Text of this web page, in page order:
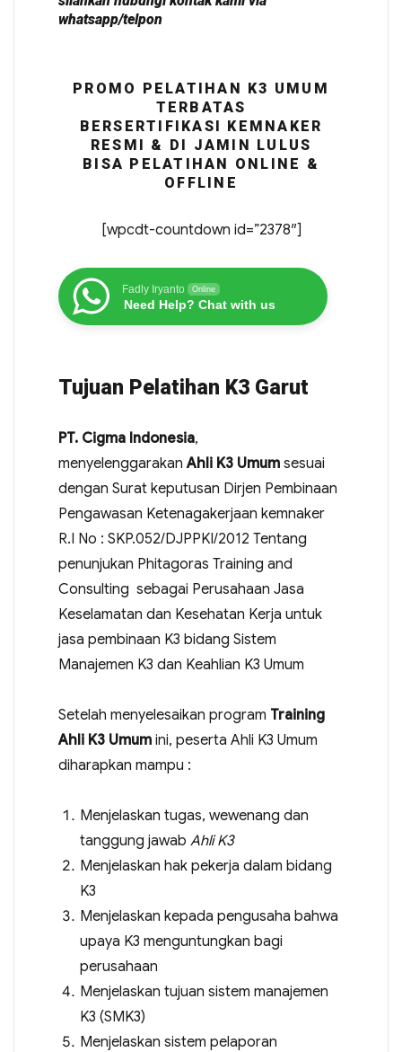
whatsapp/telpon
PROMO PELATIHAN K3 UMUM
TERBATAS
BERSERTIFIKASI KEMNAKER
RESMI & DI JAMIN LULUS
BISA PELATIHAN ONLINE &
OFFLINE
[wpcdt-countdown id=”2378″]
Fadly Iryanto Online
Need Help? Chat with us
Tujuan Pelatihan K3 Garut
PT. Cigma Indonesia,
menyelenggarakanAhli K3 Umumsesuai
dengan Surat keputusan Dirjen Pembinaan
Pengawasan Ketenagakerjaan kemnaker
R.I No : SKP.052/DJPPKI/2012 Tentang
penunjukan Phitagoras Training and
Consulting sebagai Perusahaan Jasa
Keselamatan dan Kesehatan Kerja untuk
jasa pembinaan K3 bidang Sistem
Manajemen K3 dan Keahlian K3 Umum
Setelah menyelesaikan program Training
Ahli K3 Umumini, peserta Ahli K3 Umum
diharapkan mampu :
Menjelaskan tugas, wewenang dan
tanggung jawab Ahli K3
Menjelaskan hak pekerja dalam bidang
K3
Menjelaskan kepada pengusaha bahwa
upaya K3 menguntungkan bagi
perusahaan
Menjelaskan tujuan sistem manajemen
K3 (SMK3)
Menjelaskan sistem pelaporan